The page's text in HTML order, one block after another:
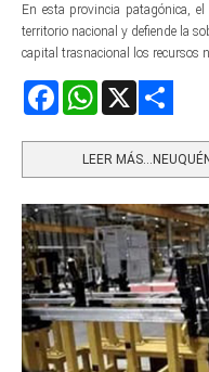
En esta provincia patagónica,
territorio nacional y defiende la
capital trasnacional los recursos
FacebookWhatsApp
LEER